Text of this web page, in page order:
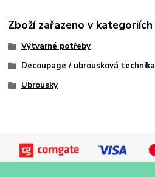
Zboží zařazeno v kategoriích
Výtvarné potřeby
Decoupage / ubrousková technika
Ubrousky